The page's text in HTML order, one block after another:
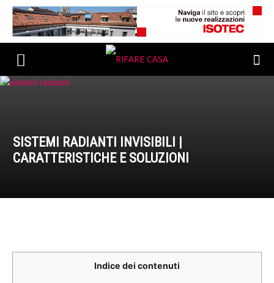
SISTEMI RADIANTI INVISIBILI |
CARATTERISTICHE E SOLUZIONI
Indice dei contenuti